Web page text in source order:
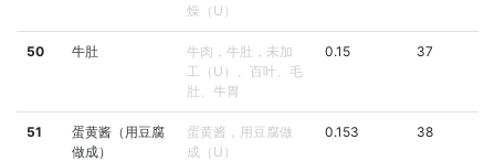
燥（U）
50 牛肚
牛肉，牛肚，未加
工（U）、百叶、毛
肚、牛胃
0.15 37
51
蛋黄酱（用豆腐
做成）
蛋黄酱，用豆腐做
成（U）
0.153 38